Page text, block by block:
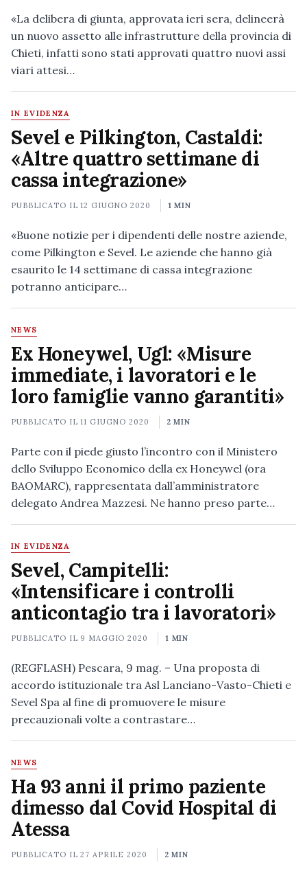
«La delibera di giunta, approvata ieri sera, delineerà
un nuovo assetto alle infrastrutture della provincia di
Chieti, infatti sono stati approvati quattro nuovi assi
viari attesi…
IN EVIDENZA
Sevel e Pilkington, Castaldi:
«Altre quattro settimane di
cassa integrazione»
PUBBLICATO IL12 GIUGNO 2020 1 MIN
«Buone notizie per i dipendenti delle nostre aziende,
come Pilkington e Sevel. Le aziende che hanno già
esaurito le 14 settimane di cassa integrazione
potranno anticipare…
NEWS
Ex Honeywel, Ugl: «Misure
immediate, i lavoratori e le
loro famiglie vanno garantiti»
PUBBLICATO IL11 GIUGNO 2020 2 MIN
Parte con il piede giusto l’incontro con il Ministero
dello Sviluppo Economico della ex Honeywel (ora
BAOMARC), rappresentata dall’amministratore
delegato Andrea Mazzesi. Ne hanno preso parte…
IN EVIDENZA
Sevel, Campitelli:
«Intensificare i controlli
anticontagio tra i lavoratori»
PUBBLICATO IL 9 MAGGIO 2020 1 MIN
(REGFLASH) Pescara, 9 mag. – Una proposta di
accordo istituzionale tra Asl Lanciano-Vasto-Chieti e
Sevel Spa al fine di promuovere le misure
precauzionali volte a contrastare…
NEWS
Ha 93 anni il primo paziente
dimesso dal Covid Hospital di
Atessa
PUBBLICATO IL27 APRILE 2020 2 MIN